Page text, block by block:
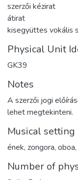
szerzői kézirat
átirat
kisegyüttes vokális
Physical Unit
GK39
Notes
A szerzői jogi
lehet megtekinteni.
Musical setting
ének, zongora,
Number of